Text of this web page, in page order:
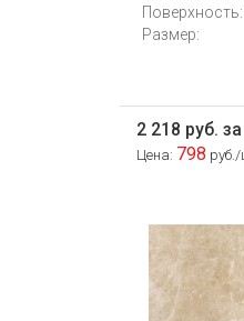
Поверхность:
Размер:
2 218 руб.
Цена: 798